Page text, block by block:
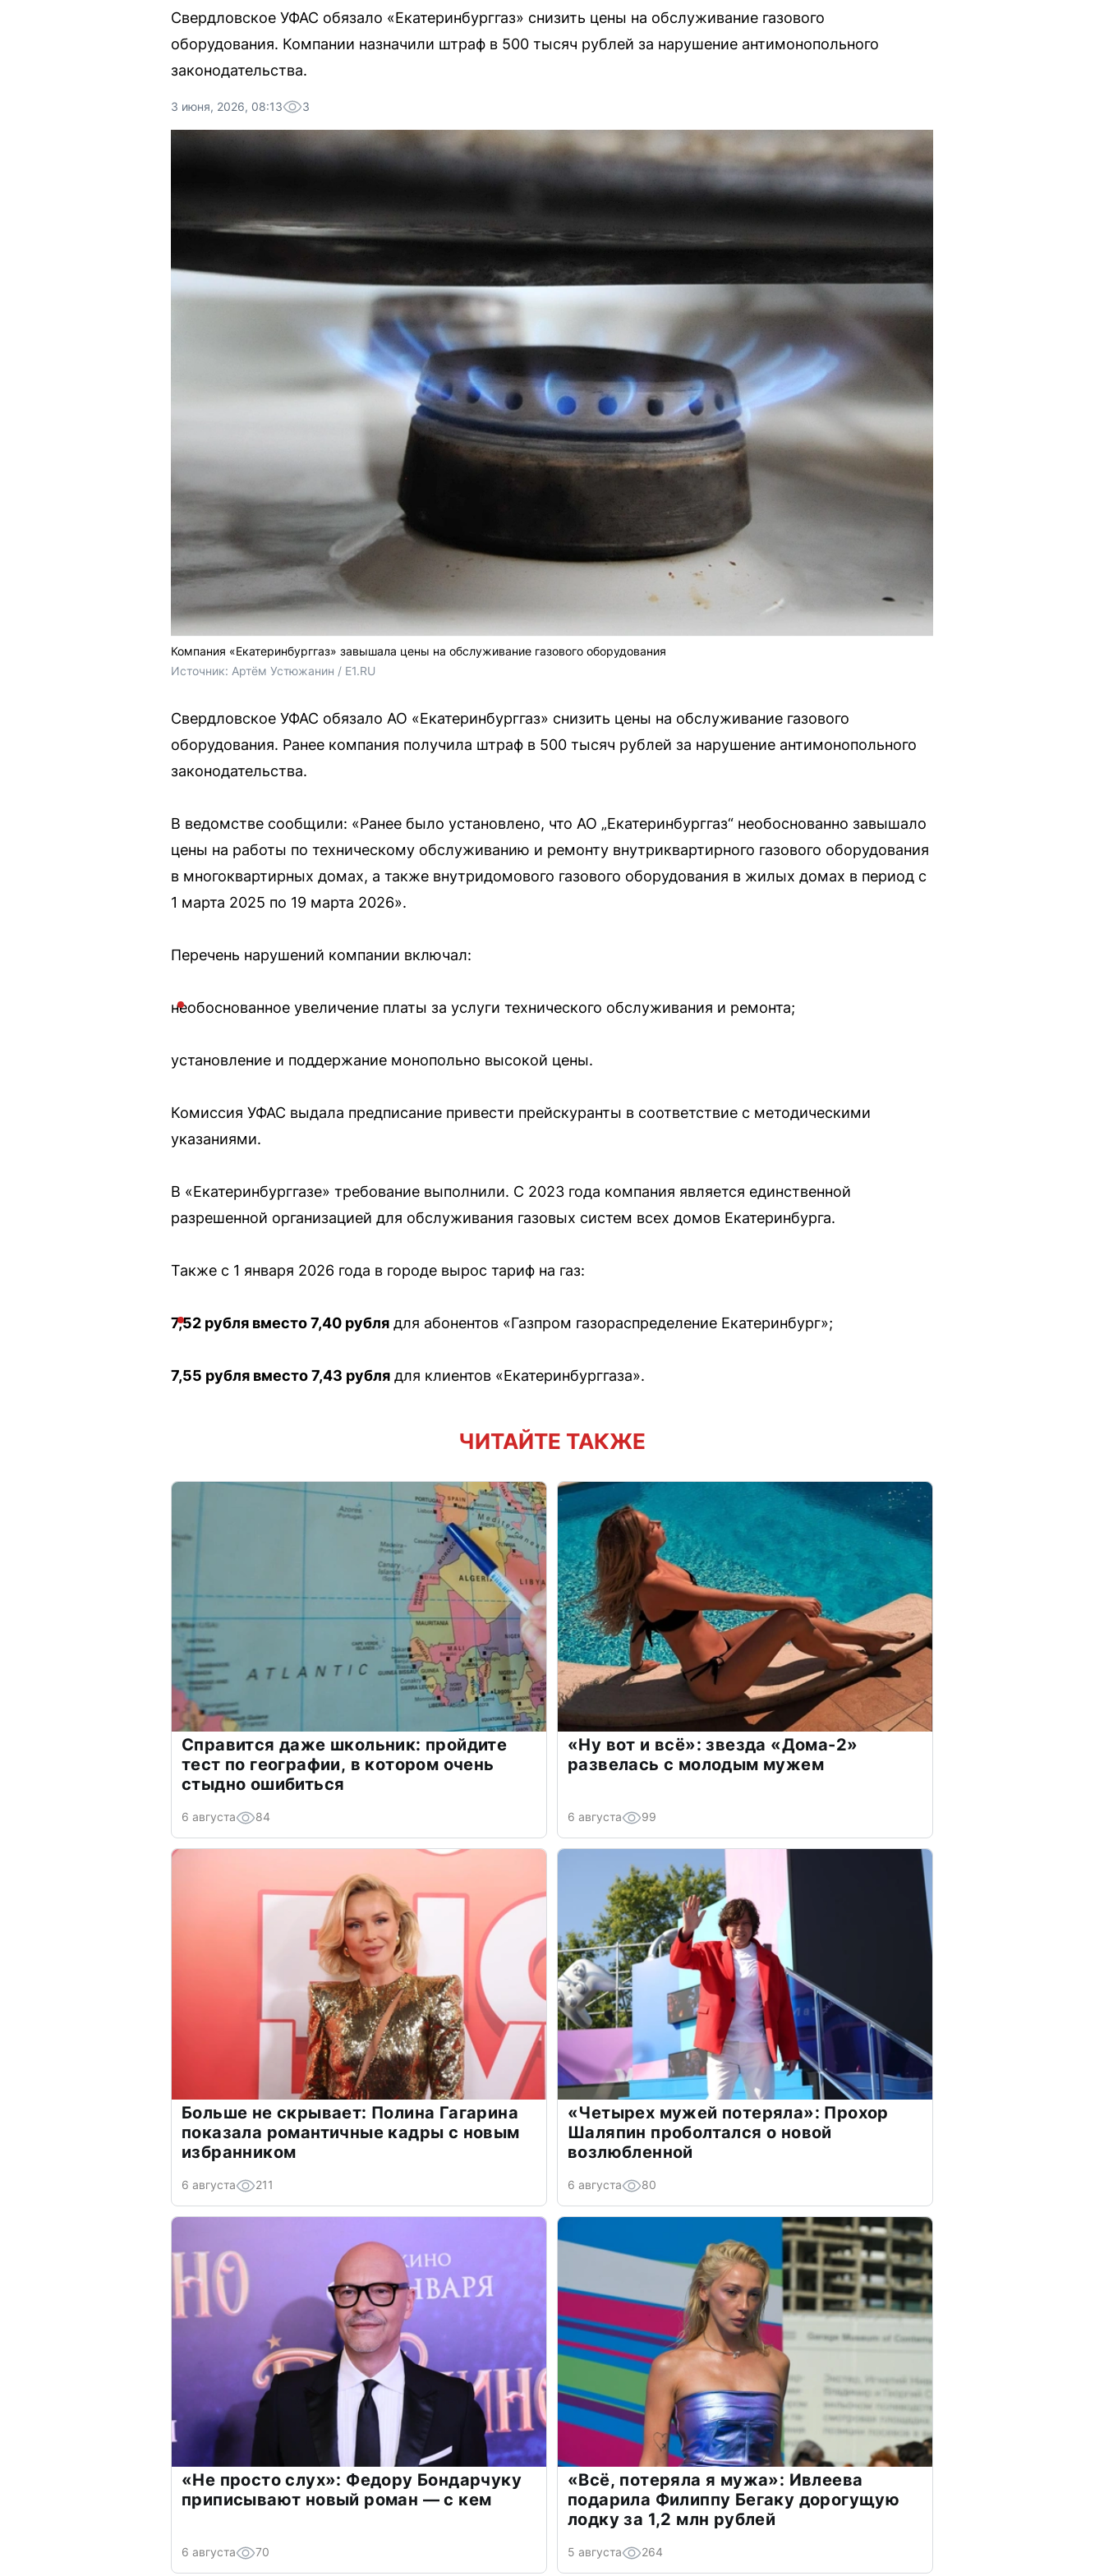
Свердловское УФАС обязало «Екатеринбурггаз» снизить цены на обслуживание газового
оборудования. Компании назначили штраф в 500 тысяч рублей за нарушение антимонопольного
законодательства.
3 июня, 2026, 08:13 3
Компания «Екатеринбурггаз» завышала цены на обслуживание газового оборудования
Источник: Артём Устюжанин / E1.RU
Свердловское УФАС обязало АО «Екатеринбурггаз» снизить цены на обслуживание газового
оборудования. Ранее компания получила штраф в 500 тысяч рублей за нарушение антимонопольного
законодательства.
В ведомстве сообщили: «Ранее было установлено, что АО „Екатеринбурггаз“ необоснованно завышало
цены на работы по техническому обслуживанию и ремонту внутриквартирного газового оборудования
в многоквартирных домах, а также внутридомового газового оборудования в жилых домах в период с
1 марта 2025 по 19 марта 2026».
Перечень нарушений компании включал:
необоснованное увеличение платы за услуги технического обслуживания и ремонта;
установление и поддержание монопольно высокой цены.
Комиссия УФАС выдала предписание привести прейскуранты в соответствие с методическими
указаниями.
В «Екатеринбурггазе» требование выполнили. С 2023 года компания является единственной
разрешенной организацией для обслуживания газовых систем всех домов Екатеринбурга.
Также с 1 января 2026 года в городе вырос тариф на газ:
7,52 рубля вместо 7,40 рубля для абонентов «Газпром газораспределение Екатеринбург»;
7,55 рубля вместо 7,43 рубля для клиентов «Екатеринбурггаза».
ЧИТАЙТЕ ТАКЖЕ
Справится даже школьник: пройдите
тест по географии, в котором очень
стыдно ошибиться
6 августа 84
«Ну вот и всё»: звезда «Дома-2»
развелась с молодым мужем
6 августа 99
Больше не скрывает: Полина Гагарина
показала романтичные кадры с новым
избранником
6 августа 211
«Четырех мужей потеряла»: Прохор
Шаляпин проболтался о новой
возлюбленной
6 августа 80
«Не просто слух»: Федору Бондарчуку
приписывают новый роман — с кем
6 августа 70
«Всё, потеряла я мужа»: Ивлеева
подарила Филиппу Бегаку дорогущую
лодку за 1,2 млн рублей
5 августа 264